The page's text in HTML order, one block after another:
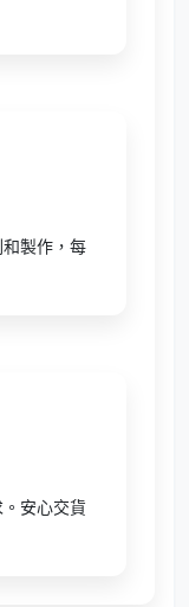
製作，每
安心交貨